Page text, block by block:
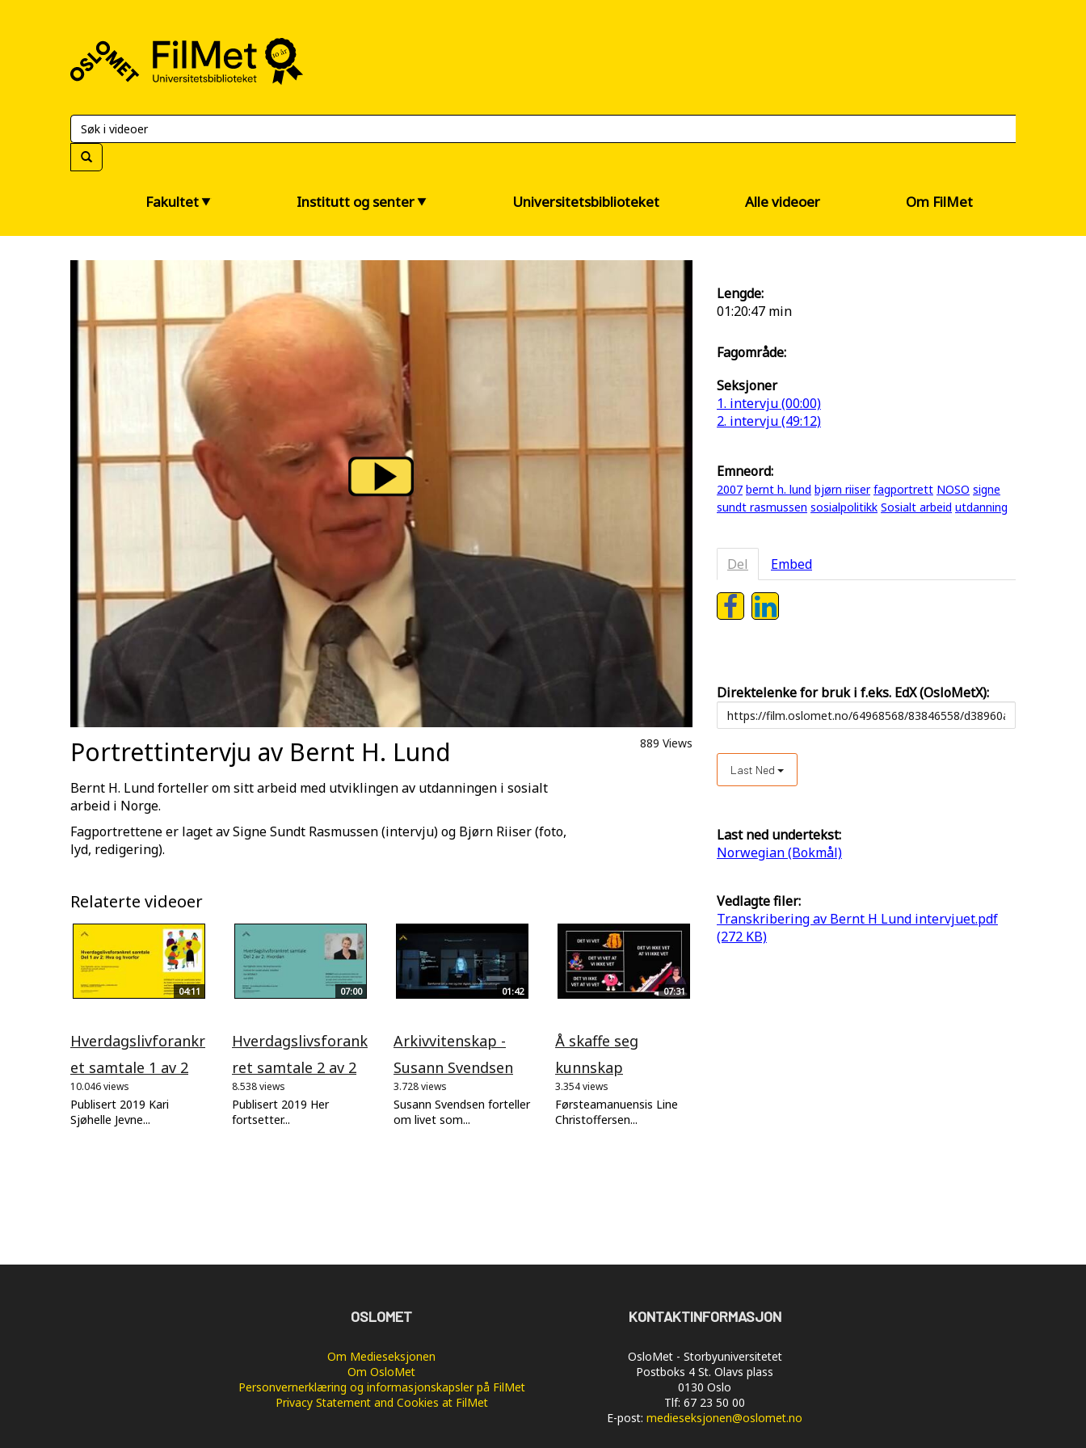
Universitetsbiblioteket
Fakultet Institutt og senter Universitetsbiblioteket Alle videoer Om FilMet
Portrettintervju av Bernt H. Lund 889 Views
Bernt H. Lund forteller om sitt arbeid med utviklingen av utdanningen i sosialt
arbeid i Norge.
Fagportrettene er laget av Signe Sundt Rasmussen (intervju) og Bjørn Riiser (foto,
lyd, redigering).
Relaterte videoer
04:11
Hverdagslivforankr
et samtale 1 av 2
10.046 views
Publisert 2019 Kari
Sjøhelle Jevne...
07:00
Hverdagslivsforank
ret samtale 2 av 2
8.538 views
Publisert 2019 Her
fortsetter...
01:42
Arkivvitenskap -
Susann Svendsen
3.728 views
Susann Svendsen forteller
om livet som...
07:31
Å skaffe seg
kunnskap
3.354 views
Førsteamanuensis Line
Christoffersen...
Lengde:
01:20:47 min
Fagområde:
Seksjoner
1. intervju (00:00)
2. intervju (49:12)
Emneord:
2007 bernt h. lund bjørn riiser fagportrett NOSO signe
sundt rasmussen sosialpolitikk Sosialt arbeid utdanning
Del Embed
Direktelenke for bruk i f.eks. EdX (OsloMetX):
Last Ned
Last ned undertekst:
Norwegian (Bokmål)
Vedlagte filer:
Transkribering av Bernt H Lund intervjuet.pdf
(272 KB)
OSLOMET
Om Medieseksjonen
Om OsloMet
Personvernerklæring og informasjonskapsler på FilMet
Privacy Statement and Cookies at FilMet
KONTAKTINFORMASJON
OsloMet - Storbyuniversitetet
Postboks 4 St. Olavs plass
0130 Oslo
Tlf: 67 23 50 00
E-post: medieseksjonen@oslomet.no